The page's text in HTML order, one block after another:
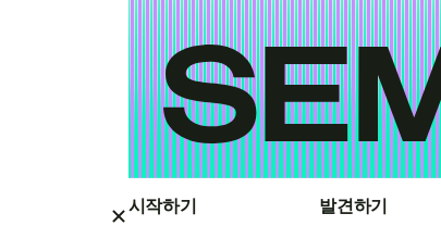
시작하기 발견하기